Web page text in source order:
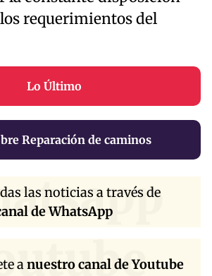
requerimientos del
Lo Último
Reparación de caminos
las noticias a través de
de WhatsApp
anuestro canal de Youtube